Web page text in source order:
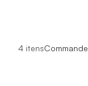
4 itensCommande